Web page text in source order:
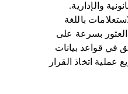
والإدارية.
باللغة
العثور بسرعة على
في قواعد بيانات
عملية اتخاذ القرار